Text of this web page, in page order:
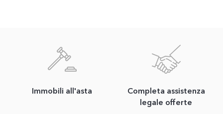
Immobili all'asta
Completa assistenza
legale offerte